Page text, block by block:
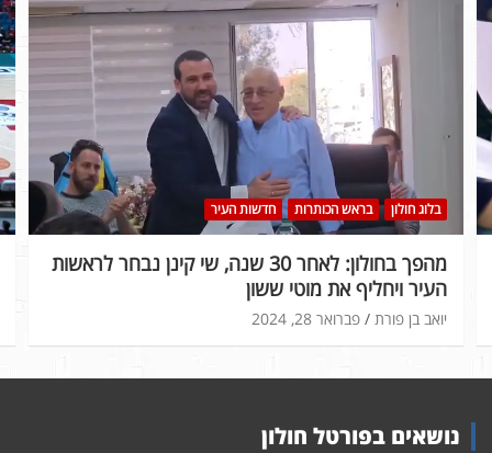
בלוג חולון בראש הכותרות חדשות העיר
מהפך בחולון: לאחר 30 שנה, שי קינן נבחר לראשות
העיר ויחליף את מוטי ששון
פברואר 28, 2024 יואב בן פורת
נושאים בפורטל חולון